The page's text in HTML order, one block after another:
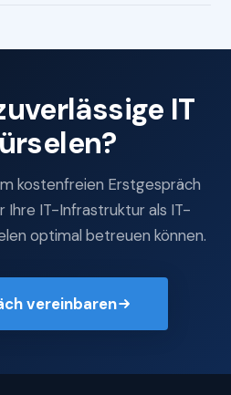
IT
kostenfreien Erstgespräch
Ihre IT-Infrastruktur als IT-
optimal betreuen können.
vereinbaren